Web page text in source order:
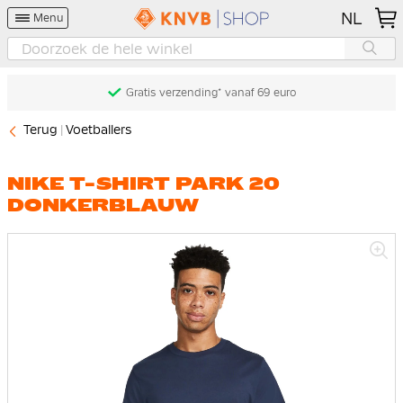
Menu NL
Gratis verzending* vanaf 69 euro
Terug Voetballers
NIKE T-SHIRT PARK 20
DONKERBLAUW